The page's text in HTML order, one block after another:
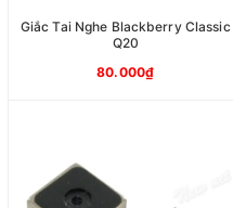
Giắc Tai Nghe Blackberry Classic
Q20
80.000₫